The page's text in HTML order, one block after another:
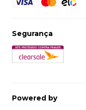
Segurança
Powered by